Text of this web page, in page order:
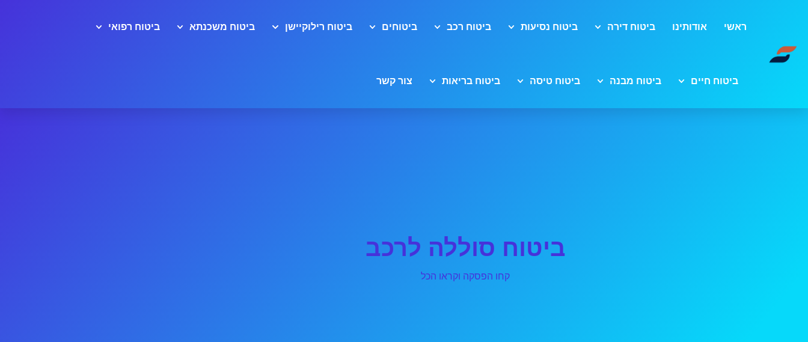
ראשי אודותינו ביטוח דירה ביטוח נסיעות ביטוח רכב ביטוחים ביטוח רילוקיישן ביטוח משכנתא ביטוח רפואי
ביטוח חיים ביטוח מבנה ביטוח טיסה ביטוח בריאות צור קשר
ביטוח סוללה לרכב
קחו הפסקה וקראו הכל